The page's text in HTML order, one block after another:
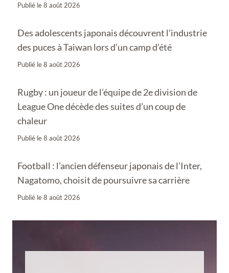
Publié le8 août 2026
Des adolescents japonais découvrent l’industrie
des puces à Taiwan lors d’un camp d’été
Publié le8 août 2026
Rugby : un joueur de l’équipe de 2e division de
League One décède des suites d’un coup de
chaleur
Publié le8 août 2026
Football : l’ancien défenseur japonais de l’Inter,
Nagatomo, choisit de poursuivre sa carrière
Publié le8 août 2026